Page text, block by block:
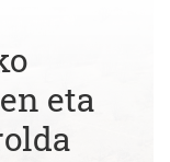
eta